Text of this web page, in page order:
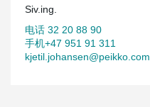
Siv.ing.
电话 32 20 88 90
手机+47 951 91 311
kjetil.johansen@peikko.com